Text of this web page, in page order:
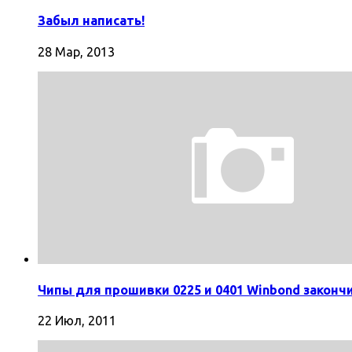
Забыл написать!
28 Мар, 2013
Чипы для прошивки 0225 и 0401 Winbond
22 Июл, 2011